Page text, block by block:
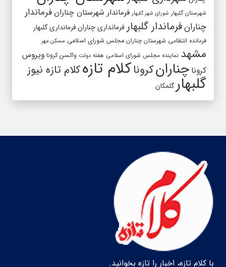
شهرستان گلبهار شورای شهر گلبهار فرماندار شهرستان چناران فرماندار
چنارانفرماندار گلبهار فرمانداری چنارانفرمانداری گلبهار
فرمانده انتظامی شهرستان چناران مجلس شورای اسلامی مسکن مهر
مشهد نماینده مجلس شورای اسلامی هفته دولت واکسن کرونا ویروس
کرونا چنارانکروناکلام تازهکلام تازه نیوز
گلبهار گلمکان
با کلام تازه، اخبار را تازه بخوانید.